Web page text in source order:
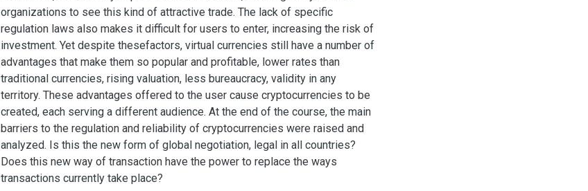
organizations to see this kind of attractive trade. The lack of specific
regulation laws also makes it difficult for users to enter, increasing the risk of
investment. Yet despite thesefactors, virtual currencies still have a number of
advantages that make them so popular and profitable, lower rates than
traditional currencies, rising valuation, less bureaucracy, validity in any
territory. These advantages offered to the user cause cryptocurrencies to be
created, each serving a different audience. At the end of the course, the main
barriers to the regulation and reliability of cryptocurrencies were raised and
analyzed. Is this the new form of global negotiation, legal in all countries?
Does this new way of transaction have the power to replace the ways
transactions currently take place?